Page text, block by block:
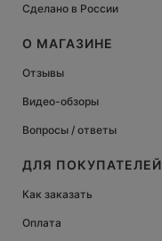
Сделано в России
О МАГАЗИНЕ
Отзывы
Видео-обзоры
Вопросы / ответы
ДЛЯ ПОКУПАТЕЛЕЙ
Как заказать
Оплата